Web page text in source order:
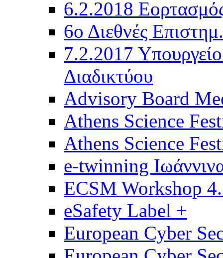
6.2.2018
6ο Διεθνές
7.2.2017
Διαδικτύου
Advisory Board
Athens Science
Athens Science
e-twinning
ECSM Workshop
eSafety Label +
European Cyber